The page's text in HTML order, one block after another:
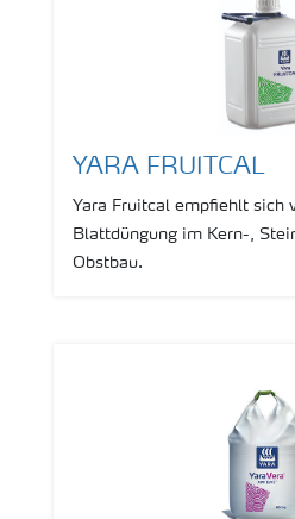
YARA FRUITCAL
Yara Fruitcal empfiehlt sich
Blattdüngung im Kern-,
Obstbau.